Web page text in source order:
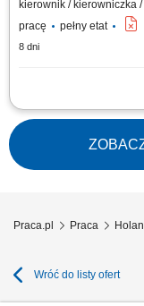
kierownik / kierowniczka
pracę
pełny etat
8 dni
Nadzorowanie prac w
pracowniczej.
Nadzór nad sprzętem
Współpraca z
Praca.pl Praca
Wróć do listy ofert